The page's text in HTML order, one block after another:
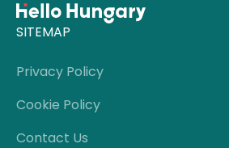
SITEMAP
Privacy Policy
Cookie Policy
Contact Us